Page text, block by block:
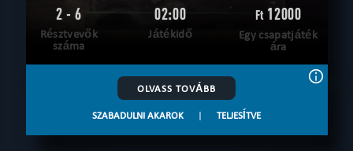
2 - 6
Résztvevők
száma
02:00
Játékidő
Ft12000
Egy csapatjáték
ára
OLVASS TOVÁBB
SZABADULNI AKAROK | TELJESÍTVE